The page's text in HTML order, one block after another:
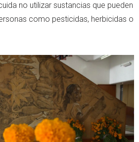
no utilizar sustancias que pueden
como pesticidas, herbicidas o